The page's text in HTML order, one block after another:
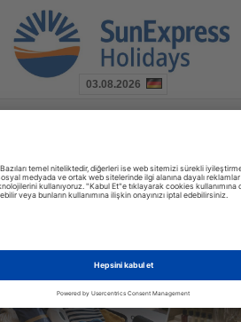
03.08.2026
SunExpress Holidays paket tur
Yeni platform, klasik tatil paketlerini aile ziyaretleriyle
birleştiren esnek bir seyahat modeli sunuyor